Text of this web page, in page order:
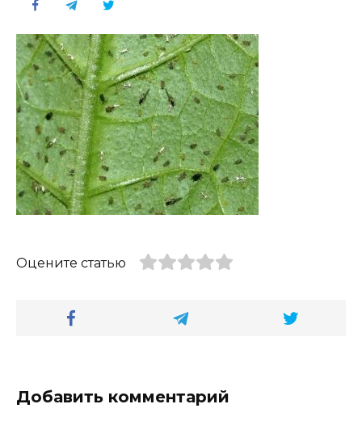
Оцените статью
Добавить комментарий